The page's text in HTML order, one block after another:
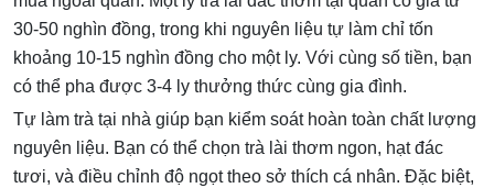
30-50 nghìn đồng, trong khi nguyên liệu tự làm chỉ tốn
khoảng 10-15 nghìn đồng cho một ly. Với cùng số tiền, bạn
có thể pha được 3-4 ly thưởng thức cùng gia đình.
Tự làm trà tại nhà giúp bạn kiểm soát hoàn toàn chất lượng
nguyên liệu. Bạn có thể chọn trà lài thơm ngon, hạt đác
tươi, và điều chỉnh độ ngọt theo sở thích cá nhân. Đặc biệt,